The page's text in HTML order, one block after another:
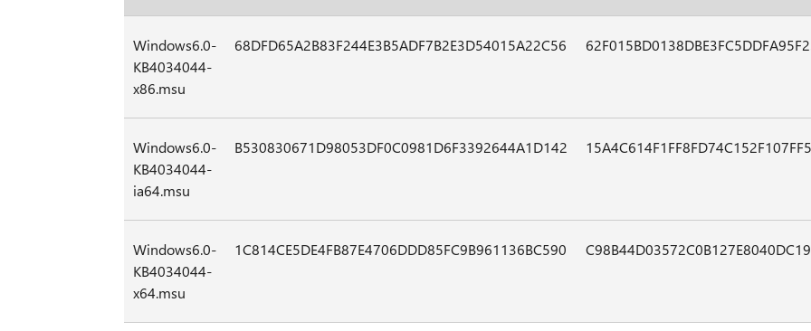
Windows6.0-
KB4034044-
x86.msu
68DFD65A2B83F244E3B5ADF7B2E3D54015A22C56
Windows6.0-
KB4034044-
ia64.msu
B530830671D98053DF0C0981D6F3392644A1D142
Windows6.0-
KB4034044-
x64.msu
1C814CE5DE4FB87E4706DDD85FC9B961136BC590